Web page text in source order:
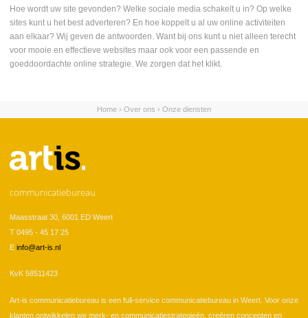
Hoe wordt uw site gevonden? Welke sociale media schakelt u in? Op welke
sites kunt u het best adverteren? En hoe koppelt u al uw online activiteiten
aan elkaar? Wij geven de antwoorden. Want bij ons kunt u niet alleen terecht
voor mooie en effectieve websites maar ook voor een passende en
goeddoordachte online strategie. We zorgen dat het klikt.
U bent hier
Home › Over ons › Onze diensten
communicatiebureau
Maasstraat 30, 6001 ED Weert
T 0495 - 45 17 25
E info@art-is.nl
KvK 58511423
Art-is communicatiebureau is een full-service communicatiebureau in Weert. Voor onze
klanten ontwikkelen we merk- en communicatiestrategieën, creëren concepten en